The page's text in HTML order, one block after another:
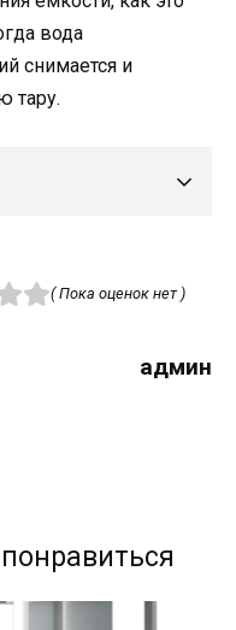
вода
снимается и
тару.
( Пока оценок нет )
админ